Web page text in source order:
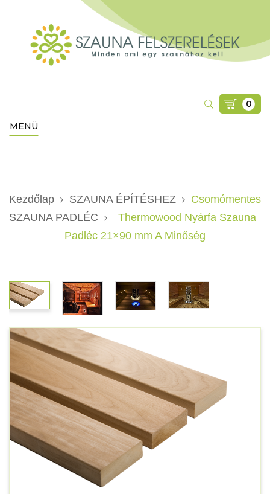
0
MENÜ
Kezdőlap
SZAUNA ÉPÍTÉSHEZ
SZAUNA PADLÉC
Csomómentes
Thermowood Nyárfa Szauna
Padléc 21×90 mm A Minőség